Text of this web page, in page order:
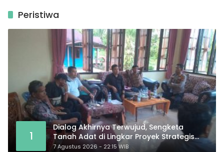
Peristiwa
1
Dialog Akhirnya Terwujud, Sengketa
Tanah Adat di Lingkar Proyek Strategis
Nasional Memasuki Babak Baru
7 Agustus 2026 - 22:15 WIB